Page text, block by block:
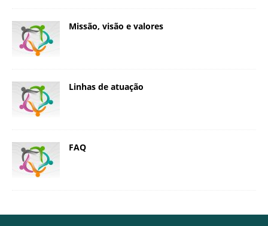
Missão, visão e valores
Linhas de atuação
FAQ